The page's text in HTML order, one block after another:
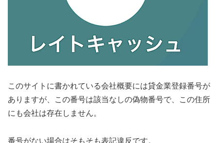
このサイトに書かれている会社概要には貸金業登録番号が
ありますが、この番号は該当なしの偽物番号で、この住所
にも会社は存在しません。
番号がない場合はそもそも表記違反です。